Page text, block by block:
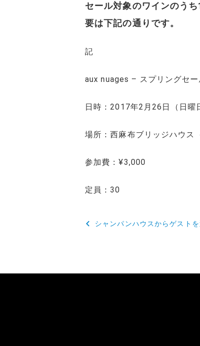
セール対象のワインのう
要は下記の通りです。
記
aux nuages – スプリングセ
日時：2017年2月26日（日曜
場所：西麻布ブリッジハウス
参加費：¥3,000
定員：30
投
ビ
シャンパンハウスからゲスト